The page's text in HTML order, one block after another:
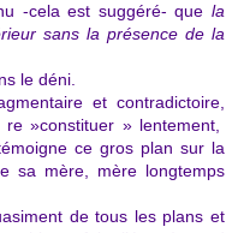
-cela est suggéré- que la
sans la présence de la
le déni.
et contradictoire,
»constituer » lentement,
ce gros plan sur la
sa mère, mère longtemps
de tous les plans et